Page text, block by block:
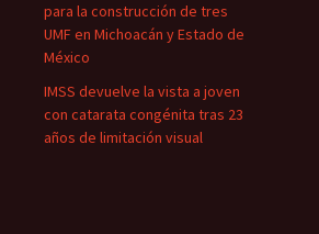
para la construcción de tres
UMF en Michoacán y Estado de
México
IMSS devuelve la vista a joven
con catarata congénita tras 23
años de limitación visual